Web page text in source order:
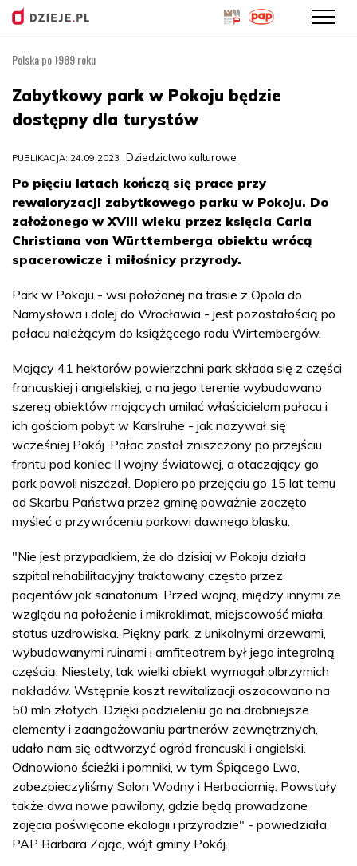
treści
Polska po 1989 roku
Zabytkowy park w Pokoju będzie
dostępny dla turystów
PUBLIKACJA: 24.09.2023 Dziedzictwo kulturowe
Po pięciu latach kończą się prace przy
rewaloryzacji zabytkowego parku w Pokoju. Do
założonego w XVIII wieku przez księcia Carla
Christiana von Württemberga obiektu wrócą
spacerowicze i miłośnicy przyrody.
Park w Pokoju - wsi położonej na trasie z Opola do
Namysłowa i dalej do Wrocławia - jest pozostałością po
pałacu należącym do książęcego rodu Wirtembergów.
Mający 41 hektarów powierzchni park składa się z części
francuskiej i angielskiej, a na jego terenie wybudowano
szereg obiektów mających umilać właścicielom pałacu i
ich gościom pobyt w Karslruhe - jak nazywał się
wcześniej Pokój. Pałac został zniszczony po przejściu
frontu pod koniec II wojny światowej, a otaczający go
park powoli niszczał. Dopiero po przejęciu go 15 lat temu
od Skarbu Państwa przez gminę poważnie zaczęto
myśleć o przywróceniu parkowi dawnego blasku.
"Nie jest przypadkiem, że do dzisiaj w Pokoju działa
szpital rehabilitacyjny traktowany często przez
pacjentów jak sanatorium. Przed wojną, między innymi ze
względu na położenie i mikroklimat, miejscowość miała
status uzdrowiska. Piękny park, z unikalnymi drzewami,
wybudowanymi ruinami i amfiteatrem był jego integralną
częścią. Niestety, tak wielki obiekt wymagał olbrzymich
nakładów. Wstępnie koszt rewitalizacji oszacowano na
50 mln złotych. Dzięki podzieleniu go na drobniejsze
elementy i zaangażowaniu partnerów zewnętrznych,
udało nam się odtworzyć ogród francuski i angielski.
Odnowiono ścieżki i pomniki, w tym Śpiącego Lwa,
zabezpieczyliśmy Salon Wodny i Herbaciarnię. Powstały
także dwa nowe pawilony, gdzie będą prowadzone
zajęcia poświęcone ekologii i przyrodzie" - powiedziała
PAP Barbara Zając, wójt gminy Pokój.